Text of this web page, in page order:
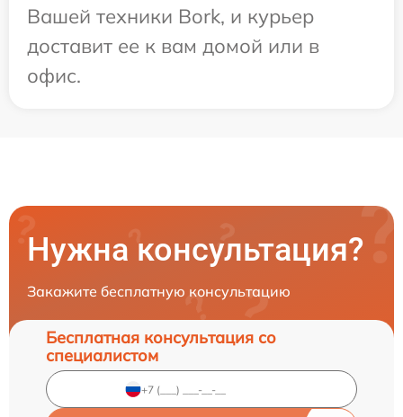
Вашей техники Bork, и курьер
доставит ее к вам домой или в
офис.
Нужна консультация?
Закажите бесплатную консультацию
Бесплатная консультация со
специалистом